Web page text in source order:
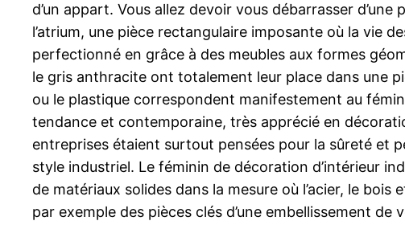
d’un appart. Vous allez devoir vous débarrasser
l’atrium, une pièce rectangulaire imposante où la vie
perfectionné en grâce à des meubles aux formes
le gris anthracite ont totalement leur place dans une
ou le plastique correspondent manifestement au
tendance et contemporaine, très apprécié en
entreprises étaient surtout pensées pour la sûreté et
style industriel. Le féminin de décoration d’intérieur
de matériaux solides dans la mesure où l’acier, le
par exemple des pièces clés d’une embellissement